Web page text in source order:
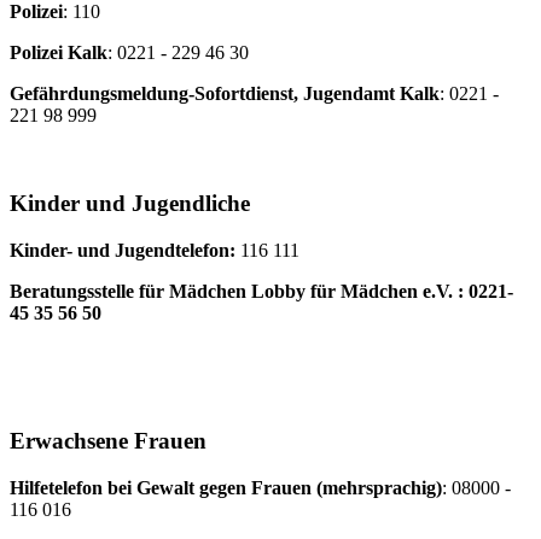
Polizei: 110
Polizei Kalk: 0221 - 229 46 30
Gefährdungsmeldung-Sofortdienst, Jugendamt Kalk: 0221 -
221 98 999
Kinder und Jugendliche
Kinder- und Jugendtelefon: 116 111
Beratungsstelle für Mädchen Lobby für Mädchen e.V. : 0221-
45 35 56 50
Erwachsene Frauen
Hilfetelefon bei Gewalt gegen Frauen (mehrsprachig): 08000 -
116 016